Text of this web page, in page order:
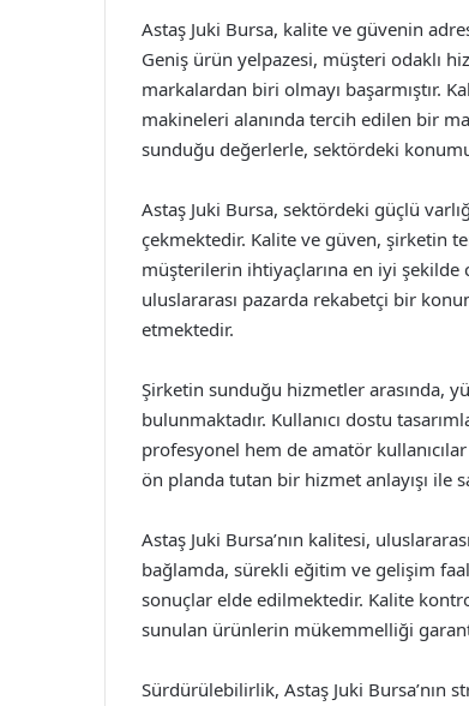
Astaş Juki Bursa, kalite ve güvenin
Geniş ürün yelpazesi, müşteri odaklı
markalardan biri olmayı başarmıştır.
makineleri alanında tercih edilen bir
sunduğu değerlerle, sektördeki
Astaş Juki Bursa, sektördeki güçlü
çekmektedir. Kalite ve güven, şirketin
müşterilerin ihtiyaçlarına en iyi şekilde
uluslararası pazarda rekabetçi bir
etmektedir.
Şirketin sunduğu hizmetler arasında,
bulunmaktadır. Kullanıcı dostu
profesyonel hem de amatör
ön planda tutan bir hizmet anlayışı ile
Astaş Juki Bursa’nın kalitesi,
bağlamda, sürekli eğitim ve gelişim
sonuçlar elde edilmektedir. Kalite
sunulan ürünlerin mükemmelliği
Sürdürülebilirlik, Astaş Juki Bursa’nın